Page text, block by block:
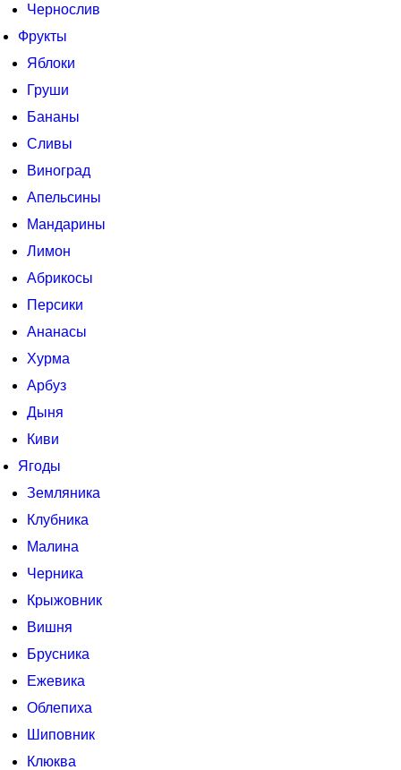
Чернослив
Фрукты
Яблоки
Груши
Бананы
Сливы
Виноград
Апельсины
Мандарины
Лимон
Абрикосы
Персики
Ананасы
Хурма
Арбуз
Дыня
Киви
Ягоды
Земляника
Клубника
Малина
Черника
Крыжовник
Вишня
Брусника
Ежевика
Облепиха
Шиповник
Клюква